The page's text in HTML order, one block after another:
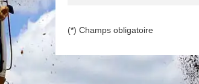
(*) Champs obligatoire